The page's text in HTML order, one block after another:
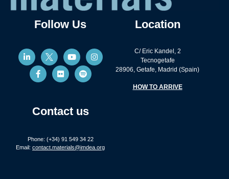
Follow Us
Contact us
Phone: (+34) 91 549 34 22
Email: contact.materials@imdea.org
Location
C/ Eric Kandel, 2
Tecnogetafe
28906, Getafe, Madrid (Spain)
HOW TO ARRIVE